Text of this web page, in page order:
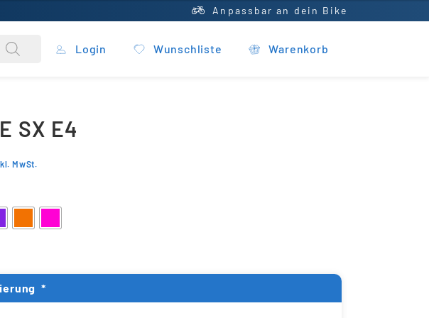
Anpassbar an dein Bike
Login Wunschliste Warenkorb
SX E4
MwSt.
*